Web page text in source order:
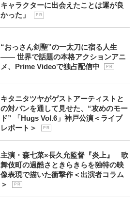
キャラクターに出会えたことは運が良
かった」
P R
“おっさん剣聖”の一太刀に宿る人生
―― 世界で話題の本格アクションアニ
メ、Prime Videoで独占配信中
P R
キタニタツヤがゲストアーティストと
の対バンを通して見せた、“攻めのモー
ド” 「Hugs Vol.6」神戸公演＜ライブ
レポート＞
P R
主演・森七菜×長久允監督『炎上』 歌
舞伎町の過酷さときらきらを独特の映
像表現で描いた衝撃作＜出演者コラム
＞
P R